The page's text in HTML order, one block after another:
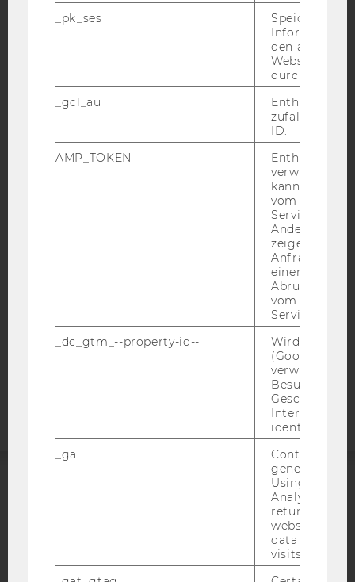
Blog
Bluesky
BARRIEREFREIHEITSERKLÄRUNG WEBSEITE
DATENSCHUTZERKLÄRUNG SOCIAL MEDIA
STUDIENBEWERBER*INNEN UND STUDIERENDE
COOKIE EINSTELLUNGEN
Barrierefreiheitserklärung
_pk_ses
Speicherung
den aktuellen
durch
_gcl_au
Enthält eine
ID.
AMP_TOKEN
Enthält ein
verwendet
kann, um
vom AMP-
Service
Andere
zeigen Opt-
Anfrage im
einen Fehler
Abrufen
vom AMP
Service an.
_dc_gtm_--property-id--
Wird von
(Google Tag
verwendet,
Besucher
Geschlecht
Interessen zu
identifizieren.
_ga
Contains a
generated
Using this
Analytics can
returning
website and
data from
visits.